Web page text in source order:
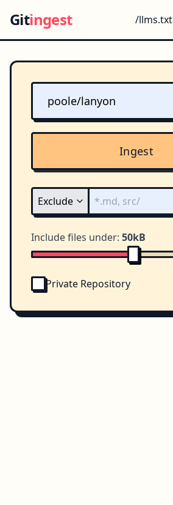
Gitingest /llms.txt
Ingest
Include files under: 50kB
Private Repository